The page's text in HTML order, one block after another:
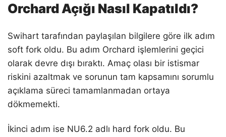
Orchard Açığı Nasıl Kapatıldı?
Swihart tarafından paylaşılan bilgilere göre ilk adım
soft fork oldu. Bu adım Orchard işlemlerini geçici
olarak devre dışı bıraktı. Amaç olası bir istismar
riskini azaltmak ve sorunun tam kapsamını sorumlu
açıklama süreci tamamlanmadan ortaya
dökmemekti.
İkinci adım ise NU6.2 adlı hard fork oldu. Bu